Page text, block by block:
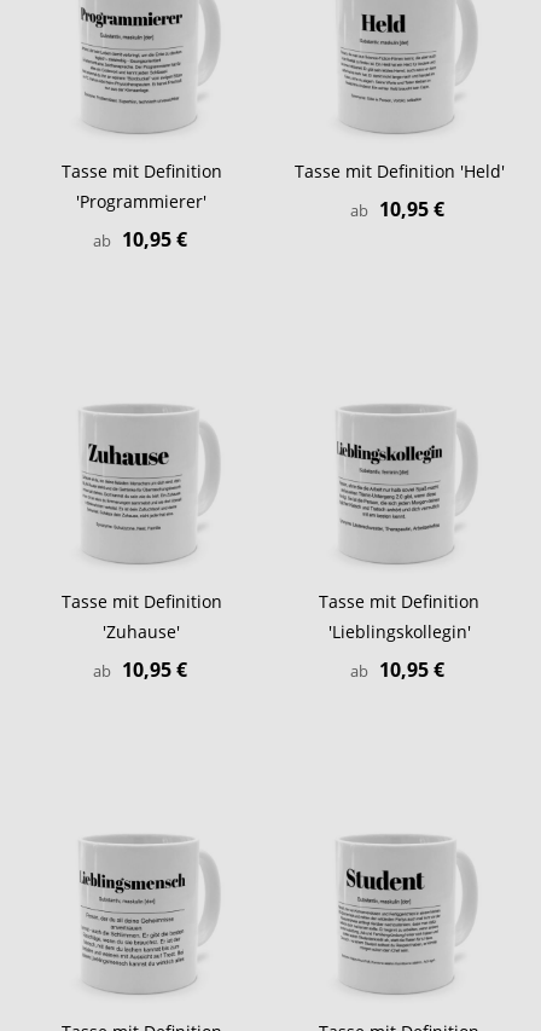
Tasse mit Definition
'Programmierer'
ab 10,95 €
Tasse mit Definition 'Held'
ab 10,95 €
Tasse mit Definition
'Zuhause'
ab 10,95 €
Tasse mit Definition
'Lieblingskollegin'
ab 10,95 €